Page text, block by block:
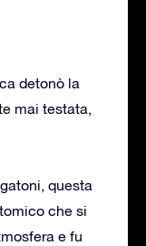
detonò la
mai testata,
questa
che si
e fu